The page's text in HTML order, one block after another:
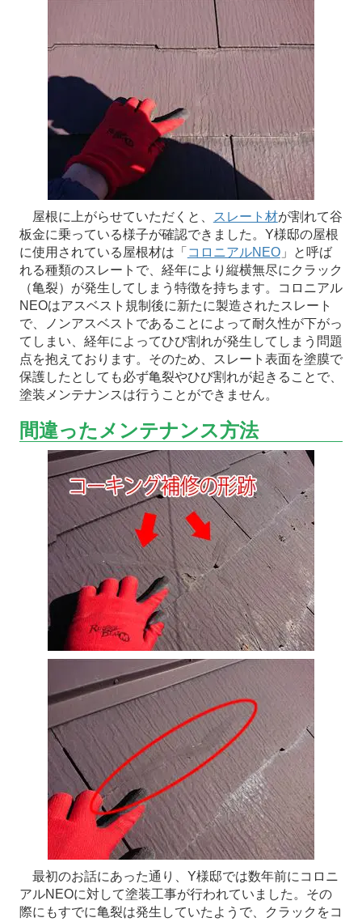
屋根に上がらせていただくと、 スレート材が割れて谷
板金に乗っている様子が確認できました。Y様邸の屋根
に使用されている屋根材は「 コロニアルNEO」と呼ば
れる種類のスレートで、経年により縦横無尽にクラック
（亀裂）が発生してしまう特徴を持ちます。コロニアル
NEOはアスベスト規制後に新たに製造されたスレート
で、ノンアスベストであることによって耐久性が下がっ
てしまい、経年によってひび割れが発生してしまう問題
点を抱えております。そのため、スレート表面を塗膜で
保護したとしても必ず亀裂やひび割れが起きることで、
塗装メンテナンスは行うことができません。
間違ったメンテナンス方法
最初のお話にあった通り、Y様邸では数年前にコロニ
アルNEOに対して塗装工事が行われていました。その
際にもすでに亀裂は発生していたようで、クラックをコ